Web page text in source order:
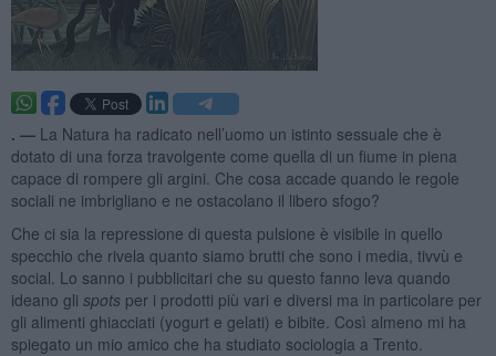
. — La Natura ha radicato nell’uomo un istinto sessuale che è
dotato di una forza travolgente come quella di un fiume in piena
capace di rompere gli argini. Che cosa accade quando le regole
sociali ne imbrigliano e ne ostacolano il libero sfogo?
Che ci sia la repressione di questa pulsione è visibile in quello
specchio che rivela quanto siamo brutti che sono i media, tivvù e
social. Lo sanno i pubblicitari che su questo fanno leva quando
ideano gli spotsper i prodotti più vari e diversi ma in particolare per
gli alimenti ghiacciati (yogurt e gelati) e bibite. Così almeno mi ha
spiegato un mio amico che ha studiato sociologia a Trento.